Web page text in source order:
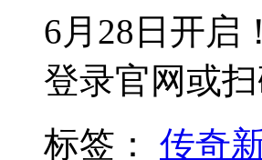
6月28日开启
登录官网或
标签：
传奇